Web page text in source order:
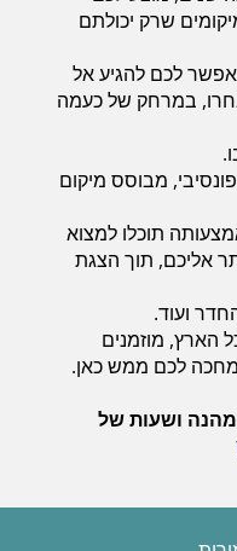
שרק יכולתם
לכם להגיע אל
במרחק של כעמה
מבוסס מיקום
תוכלו למצוא
אליכם, תוך הצגת
ועוד.
הארץ, מוזמנים
לכם ממש כאן.
ושעות של